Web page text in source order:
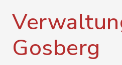
Gosberg